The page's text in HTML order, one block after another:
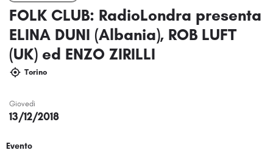
FOLK CLUB: RadioLondra presenta
ELINA DUNI (Albania), ROB LUFT
(UK) ed ENZO ZIRILLI
Torino
Giovedi
13/12/2018
Evento